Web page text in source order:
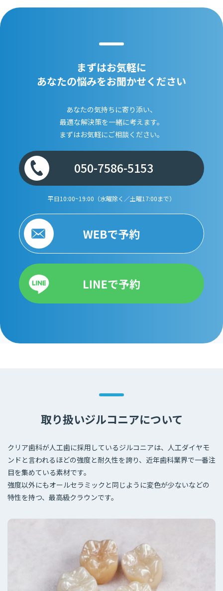
まずはお気軽に
あなたの悩みをお聞かせください
あなたの気持ちに寄り添い、
最適な解決策を一緒に考えます。
まずはお気軽にご相談ください。
050-7586-5153
平日10:00~19:00（水曜除く／土曜17:00まで）
取り扱いジルコニアについて
クリア歯科が人工歯に採用しているジルコニアは、人工ダイヤモ
ンドと言われるほどの強度と耐久性を誇り、近年歯科業界で一番注
目を集めている素材です。
強度以外にもオールセラミックと同じように変色が少ないなどの
特性を持つ、最高級クラウンです。